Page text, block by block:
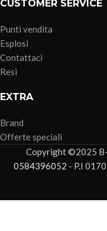
CUSTOMER SERVICE
Punti vendita
Esplosi
Contattaci
Resi
EXTRA
Brand
Offerte speciali
Copyright ©2025
0584396052 - P.I